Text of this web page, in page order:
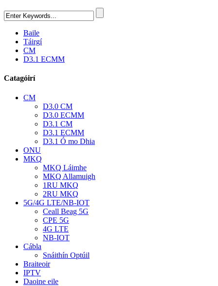
Baile
Táirgí
CM
D3.1 ECMM
Catagóirí
CM
D3.0 CM
D3.0 ECMM
D3.1 CM
D3.1 ECMM
D3.1 Ó mo Dhia
ONU
MKQ
MKQ Láimhe
MKQ Allamuigh
1RU MKQ
2RU MKQ
5G/4G LTE/NB-IOT
Ceall Beag 5G
CPE 5G
4G LTE
NB-IOT
Cábla
Snáithín Optúil
Braiteoir
IPTV
Daoine eile